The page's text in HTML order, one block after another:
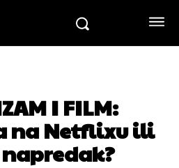
I FILM:
na Netflixu ili